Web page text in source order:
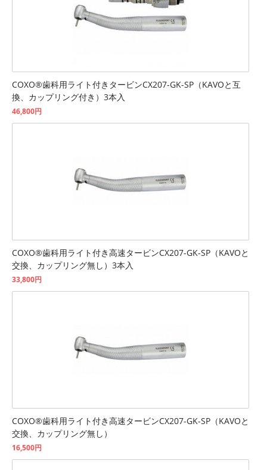
COXO®歯科用ライト付きタービンCX207-GK-SP（KAVOと互
換、カップリング付き）3本入
46,800円
COXO®歯科用ライト付き高速タービンCX207-GK-SP（KAVOと
交換、カップリング無し）3本入
33,800円
COXO®歯科用ライト付き高速タービンCX207-GK-SP（KAVOと
交換、カップリング無し）
16,500円